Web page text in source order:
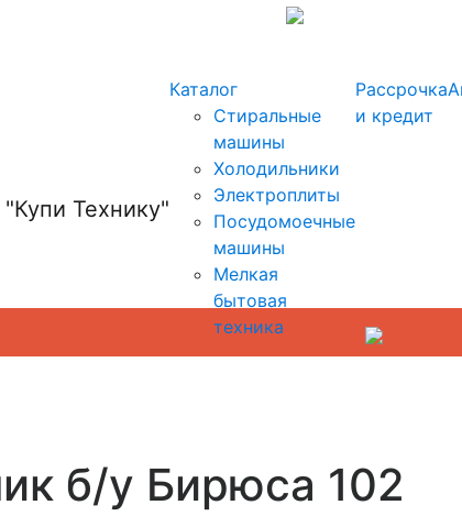
Каталог
Стиральные
машины
Холодильники
Электроплиты
Посудомоечные
машины
Мелкая
бытовая
техника
Рассрочка
и кредит
б/у Бирюса 102